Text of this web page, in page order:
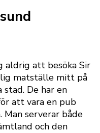
aldrig att besöka Sir
matställe mitt på
De har en
att vara en pub
Man serverar både
och den